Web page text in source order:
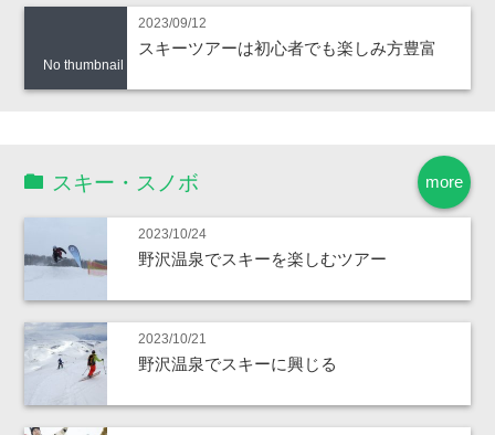
No thumbnail
2023/09/12
スキーツアーは初心者でも楽しみ方豊富
more
スキー・スノボ
2023/10/24
野沢温泉でスキーを楽しむツアー
2023/10/21
野沢温泉でスキーに興じる